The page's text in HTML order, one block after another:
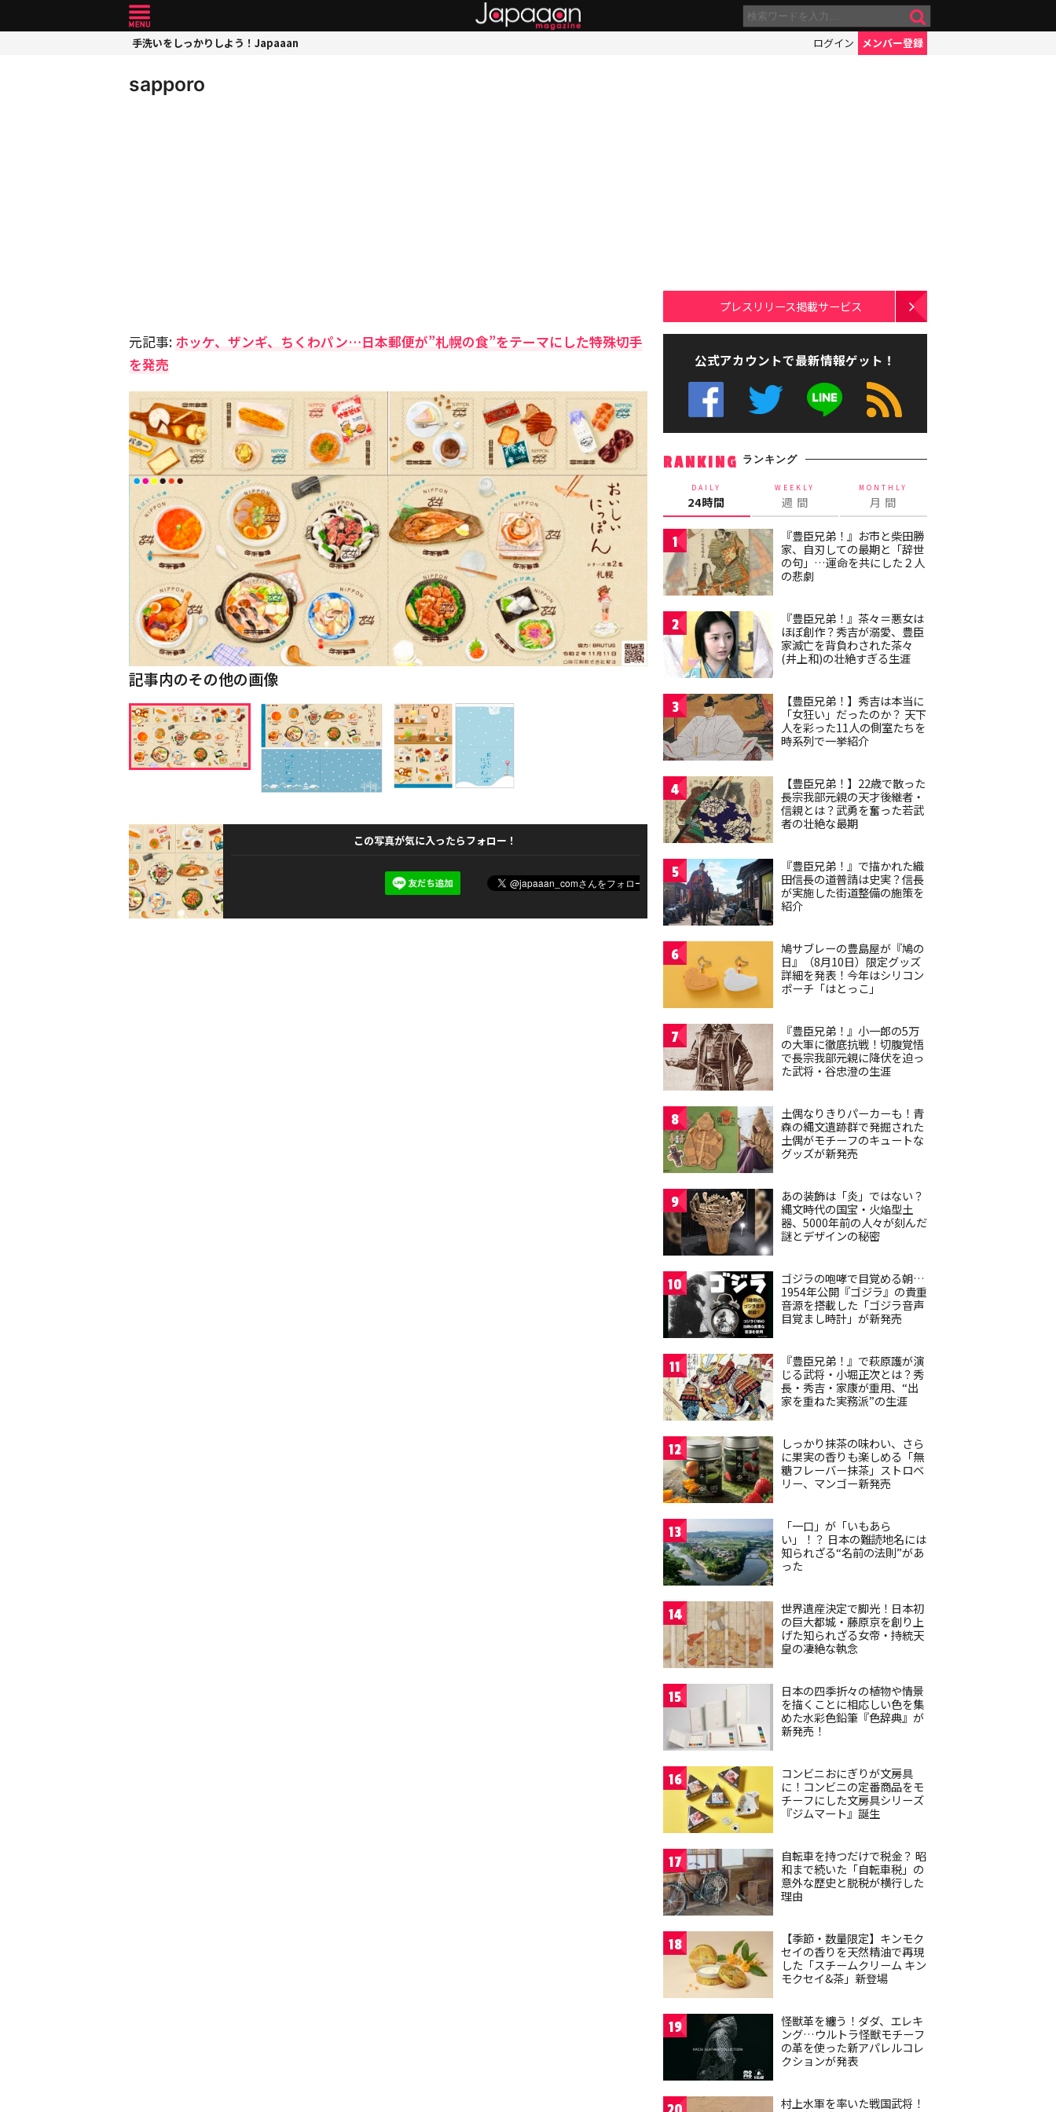
手洗いをしっかりしよう！Japaaan ログイン メンバー登録
sapporo
元記事: ホッケ、ザンギ、ちくわパン…日本郵便が”札幌の食”をテーマにした特殊切手
を発売
記事内のその他の画像
この写真が気に入ったらフォロー！
プレスリリース掲載サービス
公式アカウントで最新情報ゲット！
RANKING ランキング
DAILY
24時間
WEEKLY
週 間
MONTHLY
月 間
1
『豊臣兄弟！』お市と柴田勝
家、自刃しての最期と「辞世
の句」…運命を共にした２人
の悲劇
2
『豊臣兄弟！』茶々＝悪女は
ほぼ創作？秀吉が溺愛、豊臣
家滅亡を背負わされた茶々
(井上和)の壮絶すぎる生涯
3
【豊臣兄弟！】秀吉は本当に
「女狂い」だったのか？ 天下
人を彩った11人の側室たちを
時系列で一挙紹介
4
【豊臣兄弟！】22歳で散った
長宗我部元親の天才後継者・
信親とは？武勇を奮った若武
者の壮絶な最期
5
『豊臣兄弟！』で描かれた織
田信長の道普請は史実？信長
が実施した街道整備の施策を
紹介
6
鳩サブレーの豊島屋が『鳩の
日』（8月10日）限定グッズ
詳細を発表！今年はシリコン
ポーチ「はとっこ」
7
『豊臣兄弟！』小一郎の5万
の大軍に徹底抗戦！切腹覚悟
で長宗我部元親に降伏を迫っ
た武将・谷忠澄の生涯
8
土偶なりきりパーカーも！青
森の縄文遺跡群で発掘された
土偶がモチーフのキュートな
グッズが新発売
9
あの装飾は「炎」ではない？
縄文時代の国宝・火焔型土
器、5000年前の人々が刻んだ
謎とデザインの秘密
10
ゴジラの咆哮で目覚める朝…
1954年公開『ゴジラ』の貴重
音源を搭載した「ゴジラ音声
目覚まし時計」が新発売
11
『豊臣兄弟！』で萩原護が演
じる武将・小堀正次とは？秀
長・秀吉・家康が重用、“出
家を重ねた実務派”の生涯
12
しっかり抹茶の味わい、さら
に果実の香りも楽しめる「無
糖フレーバー抹茶」ストロベ
リー、マンゴー新発売
13
「一口」が「いもあら
い」！？ 日本の難読地名には
知られざる“名前の法則”があ
った
14
世界遺産決定で脚光！日本初
の巨大都城・藤原京を創り上
げた知られざる女帝・持統天
皇の凄絶な執念
15
日本の四季折々の植物や情景
を描くことに相応しい色を集
めた水彩色鉛筆『色辞典』が
新発売！
16
コンビニおにぎりが文房具
に！コンビニの定番商品をモ
チーフにした文房具シリーズ
『ジムマート』誕生
17
自転車を持つだけで税金？ 昭
和まで続いた「自転車税」の
意外な歴史と脱税が横行した
理由
18
【季節・数量限定】キンモク
セイの香りを天然精油で再現
した「スチームクリーム キン
モクセイ&茶」新登場
19
怪獣革を纏う！ダダ、エレキ
ング…ウルトラ怪獣モチーフ
の革を使った新アパレルコレ
クションが発表
村上水軍を率いた戦国武将！